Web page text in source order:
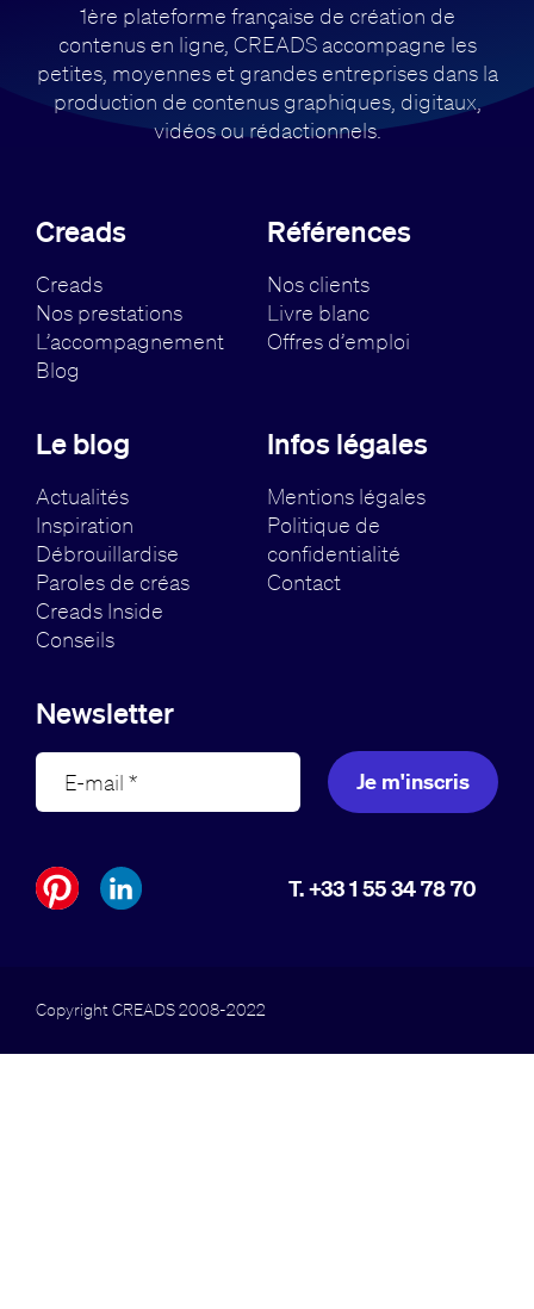
1ère plateforme française de création de
contenus en ligne, CREADS accompagne les
petites, moyennes et grandes entreprises dans la
production de contenus graphiques, digitaux,
vidéos ou rédactionnels.
Creads
Creads
Nos prestations
L’accompagnement
Blog
Références
Nos clients
Livre blanc
Offres d’emploi
Le blog
Actualités
Inspiration
Débrouillardise
Paroles de créas
Creads Inside
Conseils
Infos légales
Mentions légales
Politique de
confidentialité
Contact
Newsletter
Je m'inscris
T. +33 1 55 34 78 70
Copyright CREADS 2008-2022